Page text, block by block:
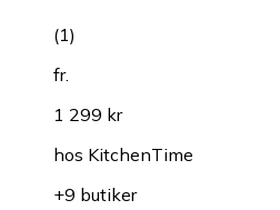
(1)
fr.
1 299 kr
hos KitchenTime
+9 butiker